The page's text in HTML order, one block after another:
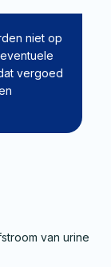
niet op
vergoed
van urine